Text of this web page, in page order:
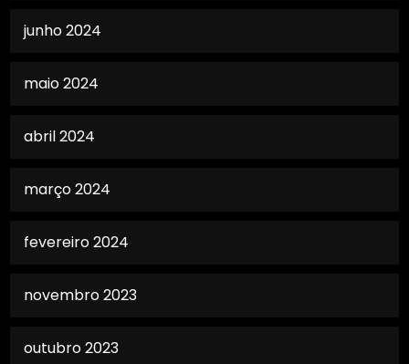
junho 2024
maio 2024
abril 2024
março 2024
fevereiro 2024
novembro 2023
outubro 2023